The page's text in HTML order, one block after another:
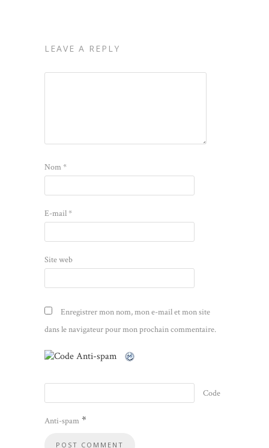
LEAVE A REPLY
Nom*
E-mail*
Site web
Enregistrer mon nom, mon e-mail et mon site
dans le navigateur pour mon prochain commentaire.
Code
Anti-spam *